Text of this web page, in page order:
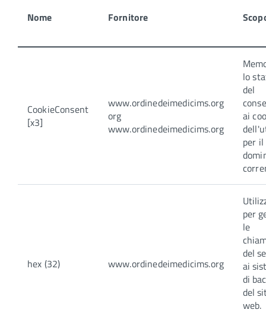
Nome Fornitore
CookieConsent
[x3]
www.ordinedeimedicims.org
org
www.ordinedeimedicims.org
lo
del
ai
per il
hex (32) www.ordinedeimedicims.org
per
le
del
ai
di
del
web.